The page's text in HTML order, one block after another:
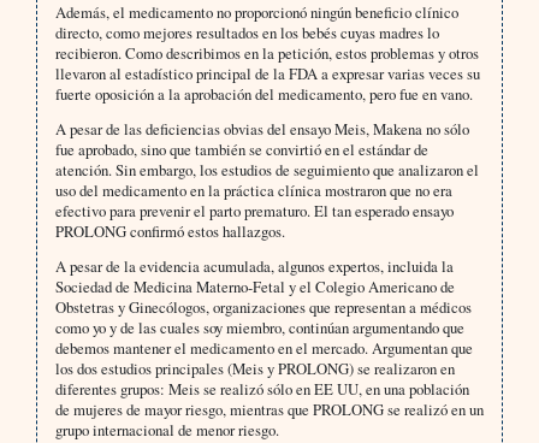
Además, el medicamento no proporcionó ningún beneficio clínico
directo, como mejores resultados en los bebés cuyas madres lo
recibieron. Como describimos en la petición, estos problemas y otros
llevaron al estadístico principal de la FDA a expresar varias veces su
fuerte oposición a la aprobación del medicamento, pero fue en vano.
A pesar de las deficiencias obvias del ensayo Meis, Makena no sólo
fue aprobado, sino que también se convirtió en el estándar de
atención. Sin embargo, los estudios de seguimiento que analizaron el
uso del medicamento en la práctica clínica mostraron que no era
efectivo para prevenir el parto prematuro. El tan esperado ensayo
PROLONG confirmó estos hallazgos.
A pesar de la evidencia acumulada, algunos expertos, incluida la
Sociedad de Medicina Materno-Fetal y el Colegio Americano de
Obstetras y Ginecólogos, organizaciones que representan a médicos
como yo y de las cuales soy miembro, continúan argumentando que
debemos mantener el medicamento en el mercado. Argumentan que
los dos estudios principales (Meis y PROLONG) se realizaron en
diferentes grupos: Meis se realizó sólo en EE UU, en una población
de mujeres de mayor riesgo, mientras que PROLONG se realizó en un
grupo internacional de menor riesgo.